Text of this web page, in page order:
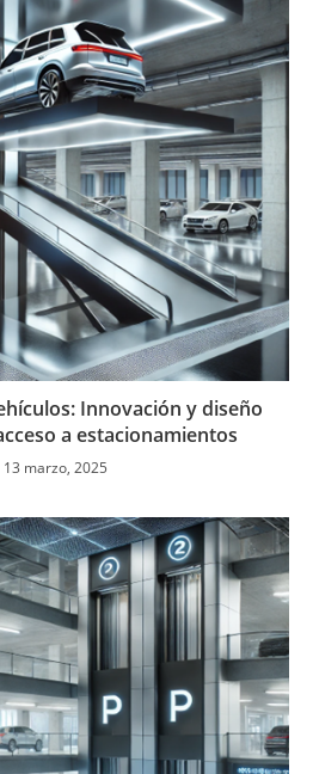
Innovación y diseño
a estacionamientos
13 marzo, 2025